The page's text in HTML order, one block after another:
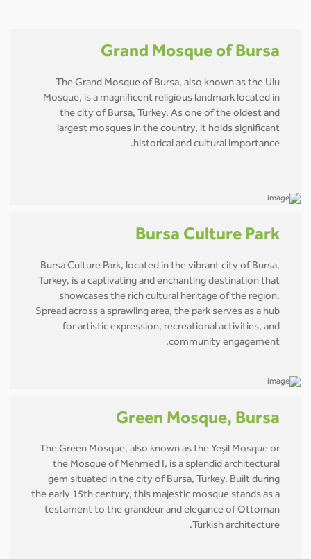
Grand Mosque of Bursa
The Grand Mosque of Bursa, also known as the Ulu
Mosque, is a magnificent religious landmark located in
the city of Bursa, Turkey. As one of the oldest and
largest mosques in the country, it holds significant
historical and cultural importance.
Bursa Culture Park
Bursa Culture Park, located in the vibrant city of Bursa,
Turkey, is a captivating and enchanting destination that
showcases the rich cultural heritage of the region.
Spread across a sprawling area, the park serves as a hub
for artistic expression, recreational activities, and
community engagement.
Green Mosque, Bursa
The Green Mosque, also known as the Yeşil Mosque or
the Mosque of Mehmed I, is a splendid architectural
gem situated in the city of Bursa, Turkey. Built during
the early 15th century, this majestic mosque stands as a
testament to the grandeur and elegance of Ottoman
Turkish architecture.